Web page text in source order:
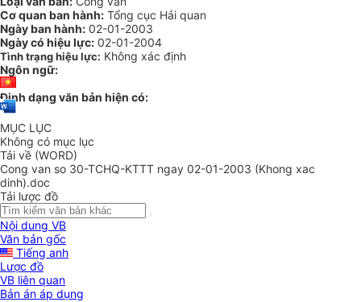
Cơ quan ban hành: Tổng cục Hải quan
Ngày ban hành: 02-01-2003
Ngày có hiệu lực: 02-01-2004
Tình trạng hiệu lực: Không xác định
Ngôn ngữ:
Định dạng văn bản hiện có:
MỤC LỤC
Không có mục lục
Tải về (WORD)
Cong van so 30-TCHQ-KTTT ngay 02-01-2003 (Khong xac
dinh).doc
Tải lược đồ
Nội dung VB
Văn bản gốc
Tiếng anh
Lược đồ
VB liên quan
Bản án áp dụng